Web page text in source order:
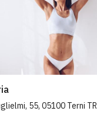
55, 05100 Terni TR